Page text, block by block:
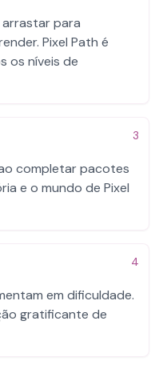
para
Pixel Path é
os níveis de
3
completar pacotes
e o mundo de Pixel
4
em dificuldade.
gratificante de